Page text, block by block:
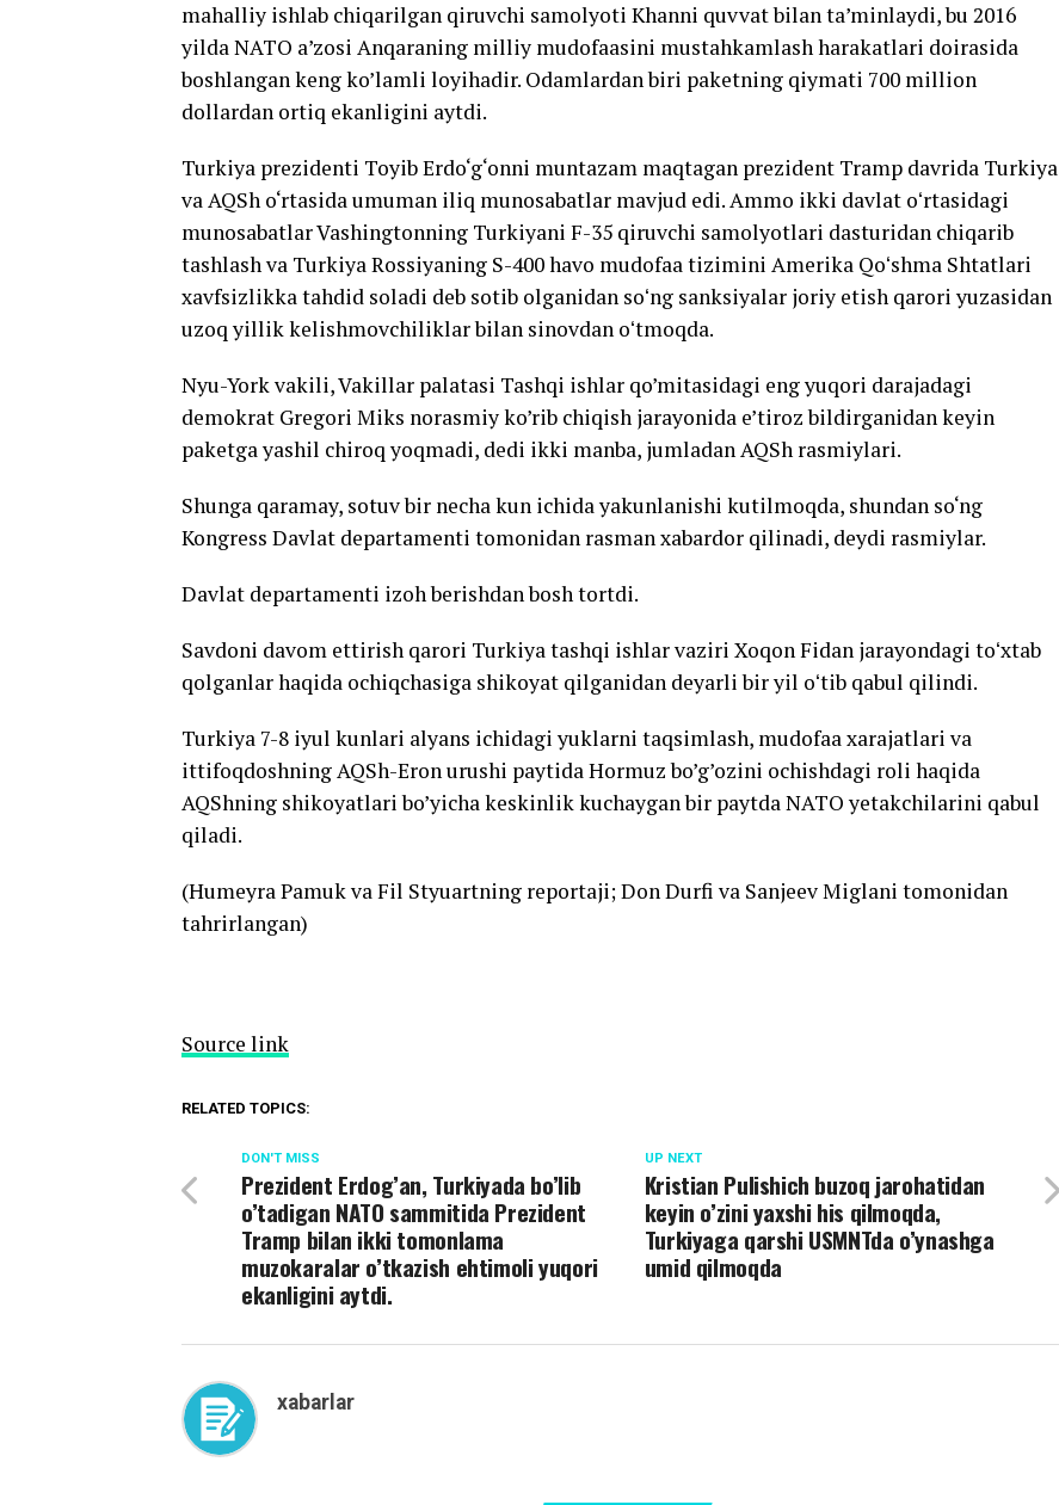
mahalliy ishlab chiqarilgan qiruvchi samolyoti Khanni quvvat bilan ta’minlaydi, bu 2016
yilda NATO a’zosi Anqaraning milliy mudofaasini mustahkamlash harakatlari doirasida
boshlangan keng ko’lamli loyihadir. Odamlardan biri paketning qiymati 700 million
dollardan ortiq ekanligini aytdi.
Turkiya prezidenti Toyib Erdo‘g‘onni muntazam maqtagan prezident Tramp davrida Turkiya
va AQSh o‘rtasida umuman iliq munosabatlar mavjud edi. Ammo ikki davlat oʻrtasidagi
munosabatlar Vashingtonning Turkiyani F-35 qiruvchi samolyotlari dasturidan chiqarib
tashlash va Turkiya Rossiyaning S-400 havo mudofaa tizimini Amerika Qoʻshma Shtatlari
xavfsizlikka tahdid soladi deb sotib olganidan soʻng sanksiyalar joriy etish qarori yuzasidan
uzoq yillik kelishmovchiliklar bilan sinovdan oʻtmoqda.
Nyu-York vakili, Vakillar palatasi Tashqi ishlar qo’mitasidagi eng yuqori darajadagi
demokrat Gregori Miks norasmiy ko’rib chiqish jarayonida e’tiroz bildirganidan keyin
paketga yashil chiroq yoqmadi, dedi ikki manba, jumladan AQSh rasmiylari.
Shunga qaramay, sotuv bir necha kun ichida yakunlanishi kutilmoqda, shundan so‘ng
Kongress Davlat departamenti tomonidan rasman xabardor qilinadi, deydi rasmiylar.
Davlat departamenti izoh berishdan bosh tortdi.
Savdoni davom ettirish qarori Turkiya tashqi ishlar vaziri Xoqon Fidan jarayondagi toʻxtab
qolganlar haqida ochiqchasiga shikoyat qilganidan deyarli bir yil oʻtib qabul qilindi.
Turkiya 7-8 iyul kunlari alyans ichidagi yuklarni taqsimlash, mudofaa xarajatlari va
ittifoqdoshning AQSh-Eron urushi paytida Hormuz bo’g’ozini ochishdagi roli haqida
AQShning shikoyatlari bo’yicha keskinlik kuchaygan bir paytda NATO yetakchilarini qabul
qiladi.
(Humeyra Pamuk va Fil Styuartning reportaji; Don Durfi va Sanjeev Miglani tomonidan
tahrirlangan)
Source link
RELATED TOPICS:
UP NEXT
Kristian Pulishich buzoq jarohatidan
keyin o’zini yaxshi his qilmoqda,
Turkiyaga qarshi USMNTda o’ynashga
umid qilmoqda
DON'T MISS
Prezident Erdog’an, Turkiyada bo’lib
o’tadigan NATO sammitida Prezident
Tramp bilan ikki tomonlama
muzokaralar o’tkazish ehtimoli yuqori
ekanligini aytdi.
xabarlar